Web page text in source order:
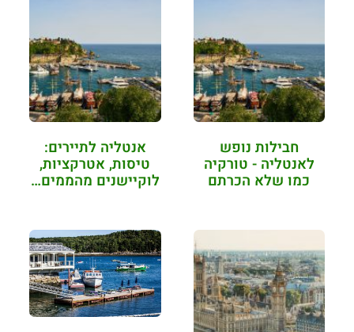
חבילות נופש
לאנטליה - טורקיה
כמו שלא הכרתם
אנטליה לתיירים:
טיסות, אטרקציות,
לוקיישנים מהממים…